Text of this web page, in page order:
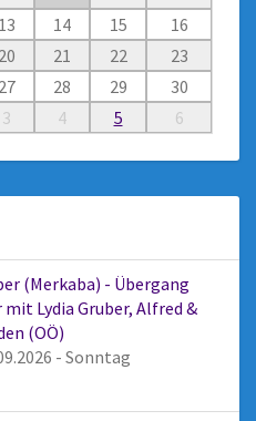
13 14 15
16
20 21 22
23
27 28 29
30
3 4 5 6
(Merkaba) - Übergang
mit Lydia Gruber, Alfred &
(OÖ)
- Sonntag